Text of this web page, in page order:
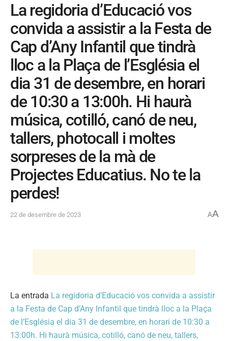
La regidoria d’Educació vos
convida a assistir a la Festa de
Cap d’Any Infantil que tindrà
lloc a la Plaça de l’Església el
dia 31 de desembre, en horari
de 10:30 a 13:00h. Hi haurà
música, cotilló, canó de neu,
tallers, photocall i moltes
sorpreses de la mà de
Projectes Educatius. No te la
perdes!
22 de desembre de 2023 AA
La entrada La regidoria d’Educació vos convida a assistir
a la Festa de Cap d’Any Infantil que tindrà lloc a la Plaça
de l’Església el dia 31 de desembre, en horari de 10:30 a
13:00h. Hi haurà música, cotilló, canó de neu, tallers,